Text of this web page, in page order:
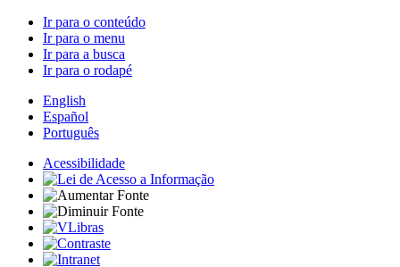
Ir para o conteúdo
Ir para o menu
Ir para a busca
Ir para o rodapé
English
Español
Português
Acessibilidade